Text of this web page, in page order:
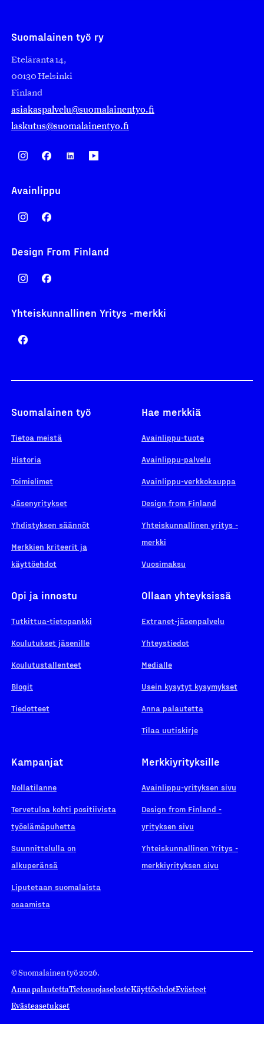
Suomalainen työ ry
Eteläranta 14,
00130 Helsinki
Finland
asiakaspalvelu@suomalainentyo.fi
laskutus@suomalainentyo.fi
Avainlippu
Design From Finland
Yhteiskunnallinen Yritys -merkki
Suomalainen työ
Tietoa meistä
Historia
Toimielimet
Jäsenyritykset
Yhdistyksen säännöt
Merkkien kriteerit ja
käyttöehdot
Hae merkkiä
Avainlippu-tuote
Avainlippu-palvelu
Avainlippu-verkkokauppa
Design from Finland
Yhteiskunnallinen yritys -
merkki
Vuosimaksu
Opi ja innostu
Tutkittua-tietopankki
Koulutukset jäsenille
Koulutustallenteet
Blogit
Tiedotteet
Ollaan yhteyksissä
Extranet-jäsenpalvelu
Yhteystiedot
Medialle
Usein kysytyt kysymykset
Anna palautetta
Tilaa uutiskirje
Kampanjat
Nollatilanne
Tervetuloa kohti positiivista
työelämäpuhetta
Suunnittelulla on
alkuperänsä
Liputetaan suomalaista
osaamista
Merkkiyrityksille
Avainlippu-yrityksen sivu
Design from Finland -
yrityksen sivu
Yhteiskunnallinen Yritys -
merkkiyrityksen sivu
© Suomalainen työ 2026.
Anna palautettaTietosuojaselosteKäyttöehdotEvästeet
Evästeasetukset